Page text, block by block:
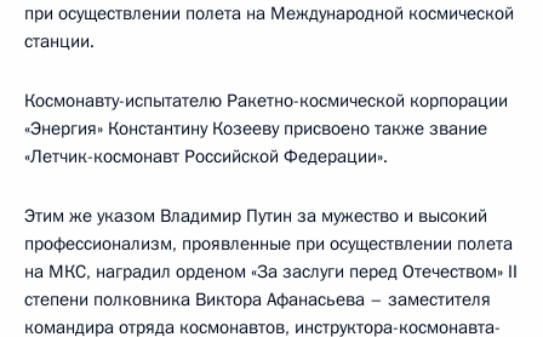
при осуществлении полета на Международной космической
станции.
Космонавту-испытателю Ракетно-космической корпорации
«Энергия» Константину Козееву присвоено также звание
«Летчик-космонавт Российской Федерации».
Этим же указом Владимир Путин за мужество и высокий
профессионализм, проявленные при осуществлении полета
на МКС, наградил орденом «За заслуги перед Отечеством» II
степени полковника Виктора Афанасьева – заместителя
командира отряда космонавтов, инструктора-космонавта-